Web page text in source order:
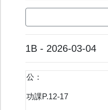
1B - 2026-03-04
公：
功課P.12-17